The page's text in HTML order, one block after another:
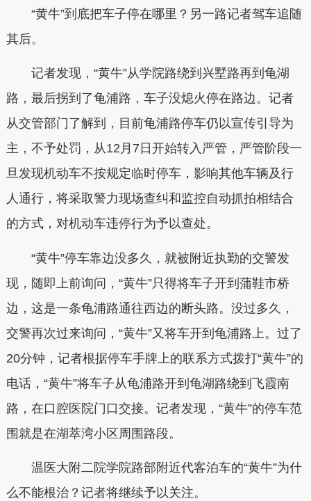
“黄牛”到底把车子停在哪里？另一路记者驾车追随
其后。
记者发现，“黄牛”从学院路绕到兴墅路再到龟湖
路，最后拐到了龟浦路，车子没熄火停在路边。记者
从交管部门了解到，目前龟浦路停车仍以宣传引导为
主，不予处罚，从12月7日开始转入严管，严管阶段一
旦发现机动车不按规定临时停车，影响其他车辆及行
人通行，将采取警力现场查纠和监控自动抓拍相结合
的方式，对机动车违停行为予以查处。
“黄牛”停车靠边没多久，就被附近执勤的交警发
现，随即上前询问，“黄牛”只得将车子开到蒲鞋市桥
边，这是一条龟浦路通往西边的断头路。没过多久，
交警再次过来询问，“黄牛”又将车开到龟浦路上。过了
20分钟，记者根据停车手牌上的联系方式拨打“黄牛”的
电话，“黄牛”将车子从龟浦路开到龟湖路绕到飞霞南
路，在口腔医院门口交接。记者发现，“黄牛”的停车范
围就是在湖萃湾小区周围路段。
温医大附二院学院路部附近代客泊车的“黄牛”为什
么不能根治？记者将继续予以关注。